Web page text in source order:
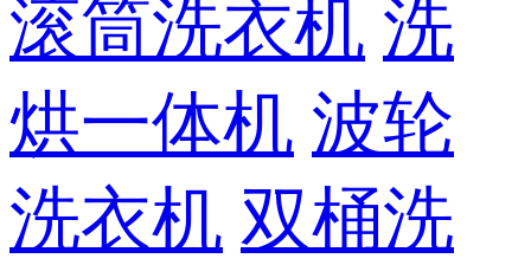
滚筒洗衣机 洗
烘一体机 波轮
洗衣机 双桶洗